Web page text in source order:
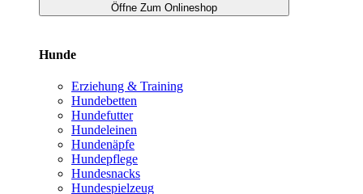
Öffne Zum Onlineshop
Hunde
Erziehung & Training
Hundebetten
Hundefutter
Hundeleinen
Hundenäpfe
Hundepflege
Hundesnacks
Hundespielzeug